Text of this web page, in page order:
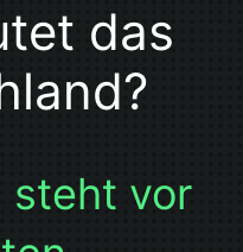
das
steht vor